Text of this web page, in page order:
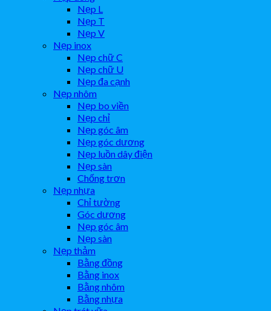
Nẹp L
Nẹp T
Nẹp V
Nẹp inox
Nẹp chữ C
Nẹp chữ U
Nẹp đa cạnh
Nẹp nhôm
Nẹp bo viền
Nẹp chỉ
Nẹp góc âm
Nẹp góc dương
Nẹp luồn dây điện
Nẹp sàn
Chống trơn
Nẹp nhựa
Chỉ tường
Góc dương
Nẹp góc âm
Nẹp sàn
Nẹp thảm
Bằng đồng
Bằng inox
Bằng nhôm
Bằng nhựa